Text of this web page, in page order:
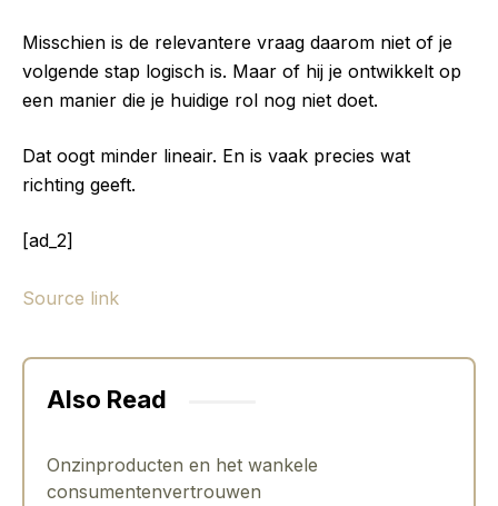
Misschien is de relevantere vraag daarom niet of je
volgende stap logisch is. Maar of hij je ontwikkelt op
een manier die je huidige rol nog niet doet.
Dat oogt minder lineair. En is vaak precies wat
richting geeft.
[ad_2]
Source link
Also Read
Onzinproducten en het wankele
consumentenvertrouwen